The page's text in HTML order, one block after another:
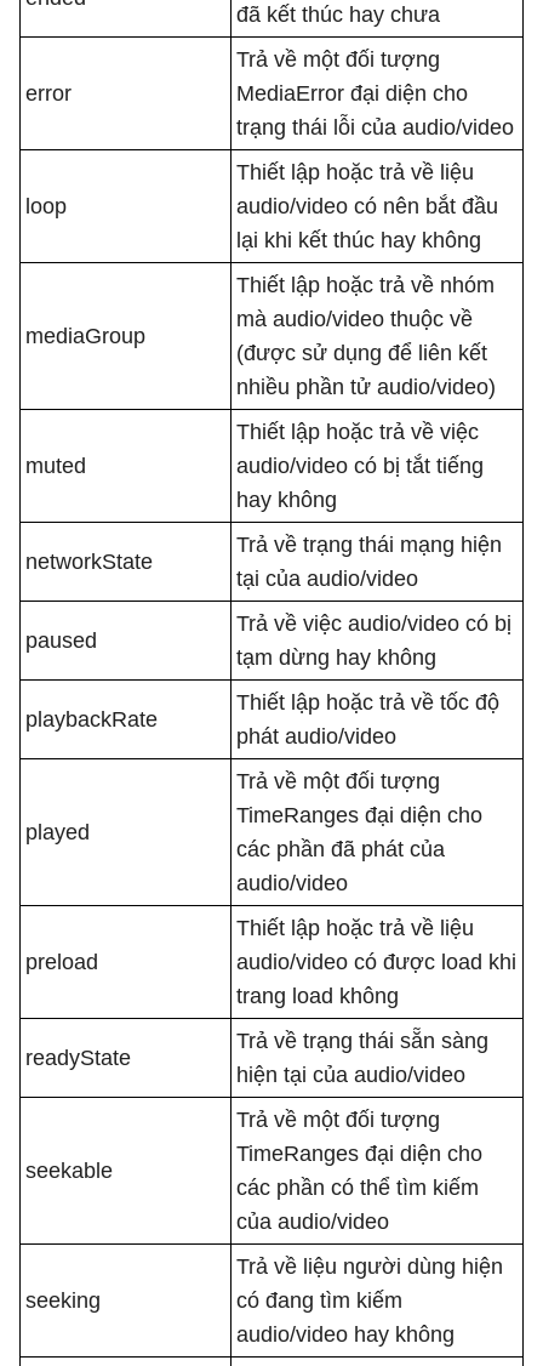
đã kết thúc hay chưa
error
Trả về một đối tượng
MediaError đại diện cho
trạng thái lỗi của audio/video
loop
Thiết lập hoặc trả về liệu
audio/video có nên bắt đầu
lại khi kết thúc hay không
mediaGroup
Thiết lập hoặc trả về nhóm
mà audio/video thuộc về
(được sử dụng để liên kết
nhiều phần tử audio/video)
muted
Thiết lập hoặc trả về việc
audio/video có bị tắt tiếng
hay không
networkState
Trả về trạng thái mạng hiện
tại của audio/video
paused
Trả về việc audio/video có bị
tạm dừng hay không
playbackRate
Thiết lập hoặc trả về tốc độ
phát audio/video
played
Trả về một đối tượng
TimeRanges đại diện cho
các phần đã phát của
audio/video
preload
Thiết lập hoặc trả về liệu
audio/video có được load khi
trang load không
readyState
Trả về trạng thái sẵn sàng
hiện tại của audio/video
seekable
Trả về một đối tượng
TimeRanges đại diện cho
các phần có thể tìm kiếm
của audio/video
seeking
Trả về liệu người dùng hiện
có đang tìm kiếm
audio/video hay không